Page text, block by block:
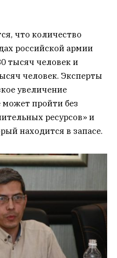
что количество
российской армии
тысяч человек и
человек. Эксперты
увеличение
пройти без
ресурсов» и
находится в запасе.